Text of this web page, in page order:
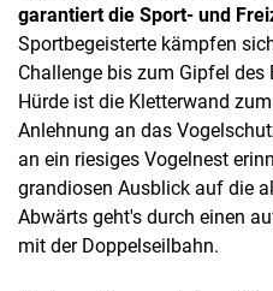
garantiert die Sport- und
Sportbegeisterte kämpfen
Challenge bis zum Gipfel
Hürde ist die Kletterwand
Anlehnung an das
an ein riesiges Vogelnest
grandiosen Ausblick auf die
Abwärts geht's durch einen
mit der Doppelseilbahn.